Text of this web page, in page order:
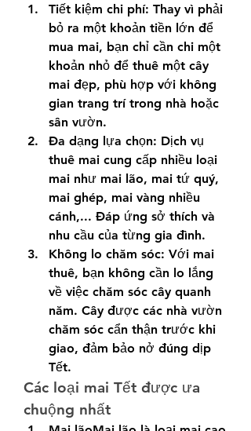
Tiết kiệm chi phí: Thay vì phải
bỏ ra một khoản tiền lớn để
mua mai, bạn chỉ cần chi một
khoản nhỏ để thuê một cây
mai đẹp, phù hợp với không
gian trang trí trong nhà hoặc
sân vườn.
Đa dạng lựa chọn: Dịch vụ
thuê mai cung cấp nhiều loại
mai như mai lão, mai tứ quý,
mai ghép, mai vàng nhiều
cánh,... Đáp ứng sở thích và
nhu cầu của từng gia đình.
Không lo chăm sóc: Với mai
thuê, bạn không cần lo lắng
về việc chăm sóc cây quanh
năm. Cây được các nhà vườn
chăm sóc cẩn thận trước khi
giao, đảm bảo nở đúng dịp
Tết.
Các loại mai Tết được ưa
chuộng nhất